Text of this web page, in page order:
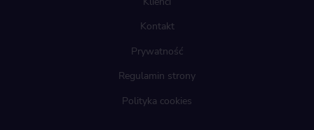
Kontakt
Prywatność
Regulamin strony
Polityka cookies